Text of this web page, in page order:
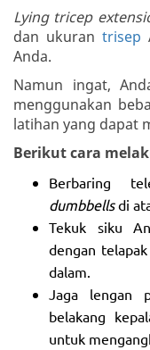
Lying tricep
dan ukurantrisep
Anda.
Namun ingat,
menggunakan
latihan yang dapat
Berikut cara
Berbaring
dumbbellsdi
Tekuk siku
dengan
dalam.
Jaga lengan
belakang
untuk